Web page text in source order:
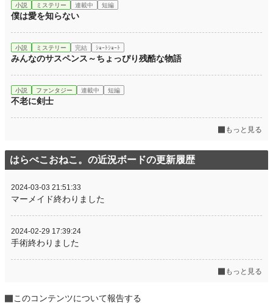
小説 ミステリー 連載中 短編
僕は愛を知らない
小説 ミステリー 完結 ｼｮｰﾄｼｮｰﾄ
みんなのサスペンス～ちょっぴり残酷な物語
小説 ファンタジー 連載中 短編
不老に剣士
もっと見る
はらぺこおねこ。の近況ボードの更新履歴
2024-03-03 21:51:33
マーメイド終わりました
2024-02-29 17:39:24
手術終わりました
もっと見る
このコンテンツについて報告する